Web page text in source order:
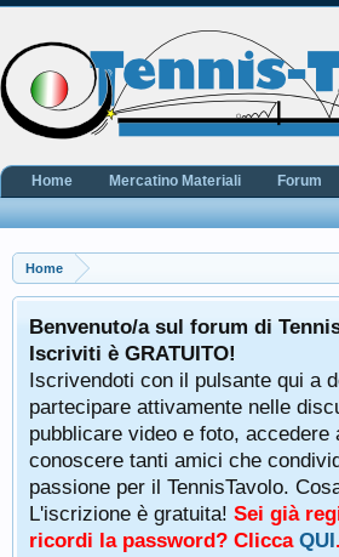
Home
Benvenuto/a sul forum di
Iscriviti è GRATUITO!
Iscrivendoti con il pulsante qui a
partecipare attivamente nelle
pubblicare video e foto, accedere
conoscere tanti amici che
passione per il TennisTavolo.
L'iscrizione è gratuita! Sei già
ricordi la password? Clicca QUI.
Home Mercatino Materiali Forum